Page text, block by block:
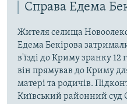
Справа Едема
Жителя селища
Едема Бекірова
в'їзді до Криму зранку 12
він прямував до Криму
матері та родичів.
Київський районний суд